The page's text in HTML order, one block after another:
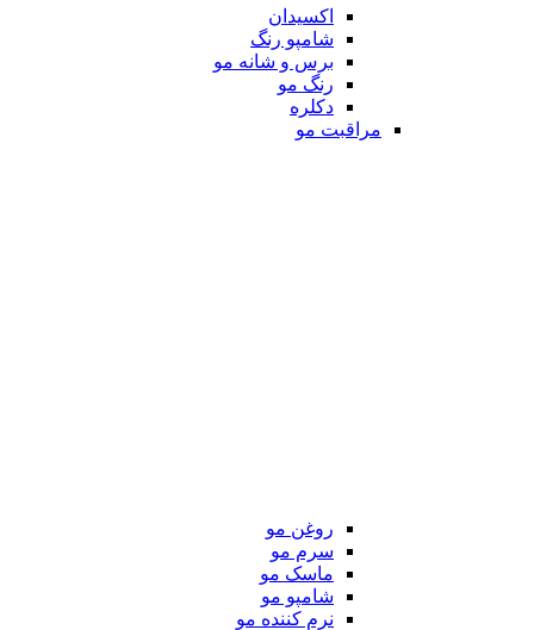
اکسیدان
شامپو رنگ
برس و شانه مو
رنگ مو
دکلره
مراقبت مو
روغن مو
سرم مو
ماسک مو
شامپو مو
نرم کننده مو